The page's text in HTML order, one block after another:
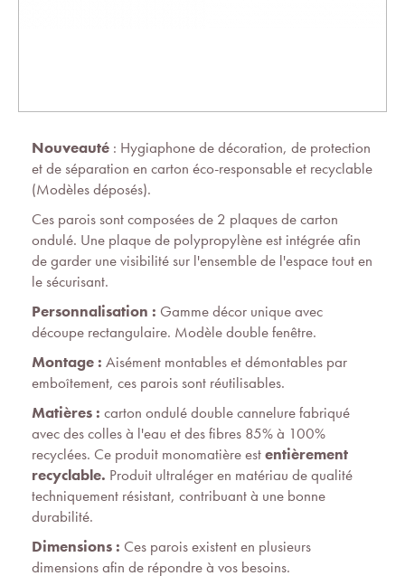
Nouveauté : Hygiaphone de décoration, de protection
et de séparation en carton éco-responsable et recyclable
(Modèles déposés).
Ces parois sont composées de 2 plaques de carton
ondulé. Une plaque de polypropylène est intégrée afin
de garder une visibilité sur l'ensemble de l'espace tout en
le sécurisant.
Personnalisation : Gamme décor unique avec
découpe rectangulaire. Modèle double fenêtre.
Montage : Aisément montables et démontables par
emboîtement, ces parois sont réutilisables.
Matières : carton ondulé double cannelure fabriqué
avec des colles à l'eau et des fibres 85% à 100%
recyclées. Ce produit monomatière estentièrement
recyclable. Produit ultraléger en matériau de qualité
techniquement résistant, contribuant à une bonne
durabilité.
Dimensions : Ces parois existent en plusieurs
dimensions afin de répondre à vos besoins.